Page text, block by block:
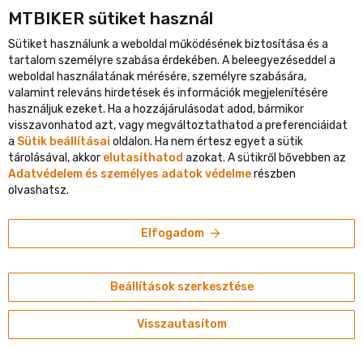
legnagyobb kerékpáros portálja
shopping_cart person menu
Keresés search
Shopnavigate_nextKiegészítők
Kerékpártartók Autós kerékpártartók
Sárvédők Csengők
Lakatok
MTBIKER sütiket használ
Sütiket használunk a weboldal működésének biztosítása és a
tartalom személyre szabása érdekében. A beleegyezéseddel a
weboldal használatának mérésére, személyre szabására,
valamint releváns hirdetések és információk megjelenítésére
használjuk ezeket. Ha a hozzájárulásodat adod, bármikor
visszavonhatod azt, vagy megváltoztathatod a preferenciáidat
a Sütik beállításai oldalon. Ha nem értesz egyet a sütik
tárolásával, akkor elutasíthatod azokat. A sütikről bővebben az
Adatvédelem és személyes adatok védelmerészben
olvashatsz.
Beállítások szerkesztése
Visszautasítom
Elfogadom arrow_forward